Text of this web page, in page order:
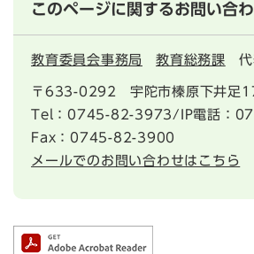
このページに関するお問い合
教育委員会事務局 教育総務課
〒633-0292
宇陀市榛原下井
Tel：0745-82-3973/IP電話：
Fax：0745-82-3900
メールでのお問い合わせはこちら